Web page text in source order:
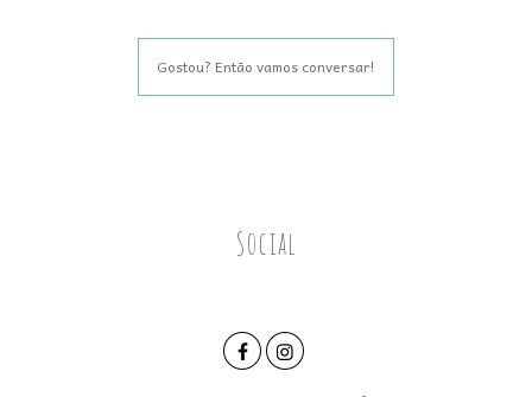
Gostou? Então vamos conversar!
Social